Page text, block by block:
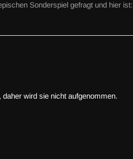
Sonderspiel gefragt und hier
wird sie nicht aufgenommen.